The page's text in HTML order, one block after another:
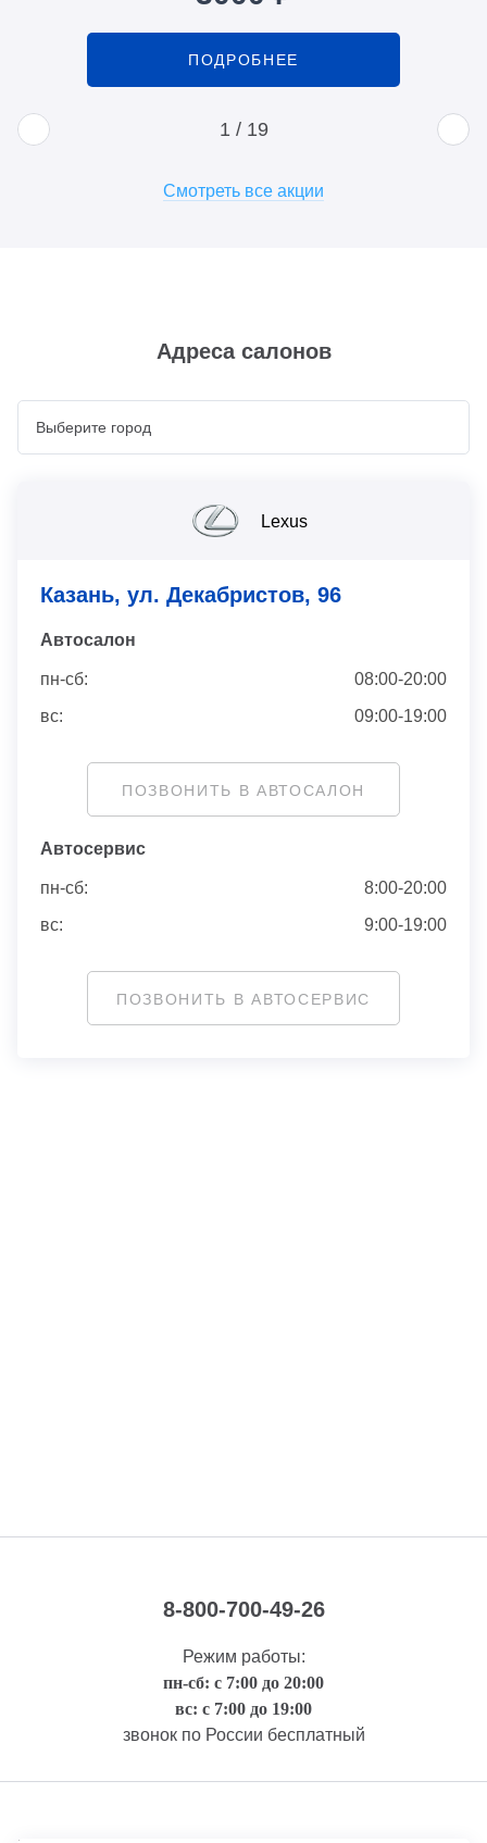
ПОДРОБНЕЕ
1 / 19
Смотреть все акции
Адреса салонов
Lexus
Казань, ул. Декабристов, 96
Автосaлон
пн-сб:
08:00-20:00
вс:
09:00-19:00
ПОЗВОНИТЬ В АВТОСАЛОН
Автосервис
пн-сб:
8:00-20:00
вс:
9:00-19:00
ПОЗВОНИТЬ В АВТОСЕРВИС
8-800-700-49-26
Режим работы:
пн-сб: с 7:00 до 20:00
вс: с 7:00 до 19:00
звонок по России бесплатный